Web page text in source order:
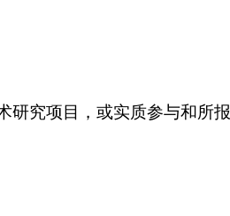
究项目，或实质参与和所